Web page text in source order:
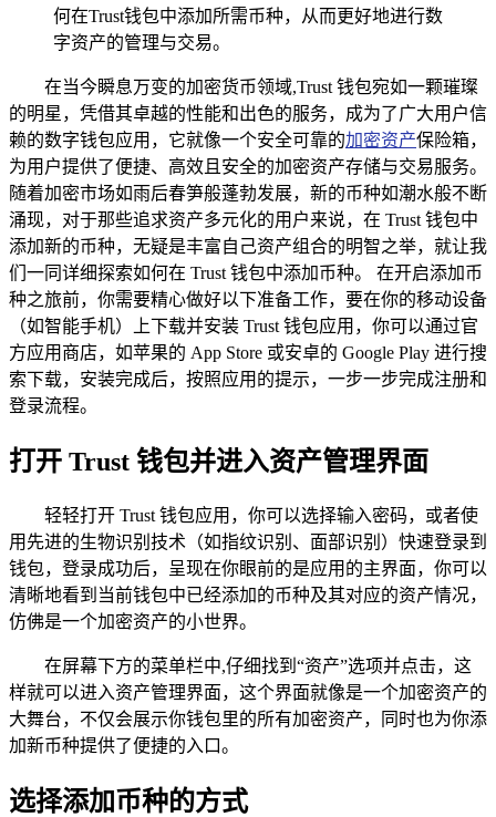
何在Trust钱包中添加所需币种，从而更好地进行数
字资产的管理与交易。
在当今瞬息万变的加密货币领域,Trust 钱包宛如一颗璀璨
的明星，凭借其卓越的性能和出色的服务，成为了广大用户信
赖的数字钱包应用，它就像一个安全可靠的加密资产保险箱，
为用户提供了便捷、高效且安全的加密资产存储与交易服务。
随着加密市场如雨后春笋般蓬勃发展，新的币种如潮水般不断
涌现，对于那些追求资产多元化的用户来说，在 Trust 钱包中
添加新的币种，无疑是丰富自己资产组合的明智之举，就让我
们一同详细探索如何在 Trust 钱包中添加币种。 在开启添加币
种之旅前，你需要精心做好以下准备工作，要在你的移动设备
（如智能手机）上下载并安装 Trust 钱包应用，你可以通过官
方应用商店，如苹果的 App Store 或安卓的 Google Play 进行搜
索下载，安装完成后，按照应用的提示，一步一步完成注册和
登录流程。
打开 Trust 钱包并进入资产管理界面
轻轻打开 Trust 钱包应用，你可以选择输入密码，或者使
用先进的生物识别技术（如指纹识别、面部识别）快速登录到
钱包，登录成功后，呈现在你眼前的是应用的主界面，你可以
清晰地看到当前钱包中已经添加的币种及其对应的资产情况，
仿佛是一个加密资产的小世界。
在屏幕下方的菜单栏中,仔细找到“资产”选项并点击，这
样就可以进入资产管理界面，这个界面就像是一个加密资产的
大舞台，不仅会展示你钱包里的所有加密资产，同时也为你添
加新币种提供了便捷的入口。
选择添加币种的方式